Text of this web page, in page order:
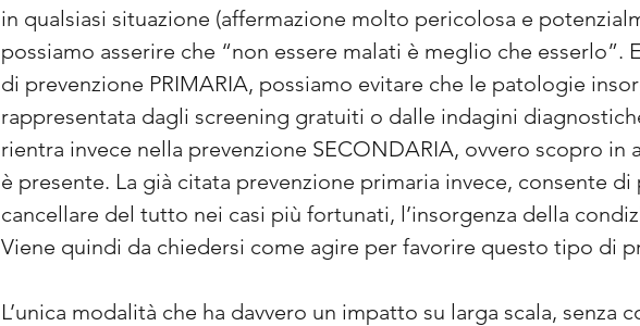
in qualsiasi situazione (affermazione molto pericolosa e
possiamo asserire che “non essere malati è meglio che esserlo”.
di prevenzione PRIMARIA, possiamo evitare che le patologie
rappresentata dagli screening gratuiti o dalle indagini
rientra invece nella prevenzione SECONDARIA, ovvero scopro in
è presente. La già citata prevenzione primaria invece, consente
cancellare del tutto nei casi più fortunati, l’insorgenza della
Viene quindi da chiedersi come agire per favorire questo tipo di
L’unica modalità che ha davvero un impatto su larga scala, senza